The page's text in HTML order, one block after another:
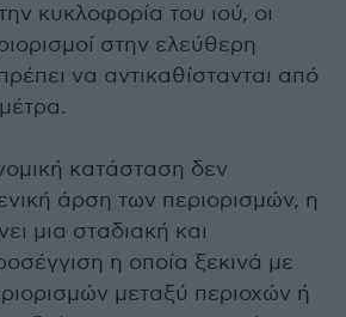
κυκλοφορία του ιού, οι
στην ελεύθερη
να αντικαθίστανται από
κατάσταση δεν
άρση των περιορισμών, η
μια σταδιακή και
η οποία ξεκινά με
μεταξύ περιοχών ή